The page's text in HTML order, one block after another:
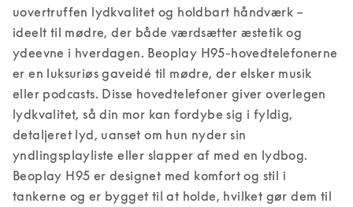
uovertruffen lydkvalitet og holdbart håndværk –
ideelt til mødre, der både værdsætter æstetik og
ydeevne i hverdagen. Beoplay H95-hovedtelefonerne
er en luksuriøs gaveidé til mødre, der elsker musik
eller podcasts. Disse hovedtelefoner giver overlegen
lydkvalitet, så din mor kan fordybe sig i fyldig,
detaljeret lyd, uanset om hun nyder sin
yndlingsplayliste eller slapper af med en lydbog.
Beoplay H95 er designet med komfort og stil i
tankerne og er bygget til at holde, hvilket gør dem til